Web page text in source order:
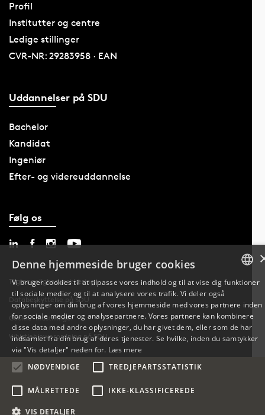
Profil
Institutter og centre
Ledige stillinger
CVR-NR: 29283958 · EAN
Uddannelser på SDU
Bachelor
Kandidat
Ingeniør
Efter- og videreuddannelse
Følg os
Tilgængelighedserklæring
Databeskyttelse på SDU
Cookie-indstillinger
Whistleblowerordning på SDU
ENGLISH
Denne hjemmeside bruger cookies
Vi bruger cookies til at tilpasse vores indhold og til at vise dig funktioner
til sociale medier og til at analysere vores trafik. Vi deler også
oplysninger om din brug af vores hjemmeside med vores partnere inden
for sociale medier og analysepartnere. Vores partnere kan kombinere
disse data med andre oplysninger, du har givet dem, eller som de har
indsamlet fra din brug af deres tjenester. Se hvilke, inden du samtykker
via "Vis detaljer" neden for. Læs mere
NØDVENDIGE
TREDJEPARTSSTATISTIK
MÅLRETTEDE IKKE-KLASSIFICEREDE
VIS DETALJER